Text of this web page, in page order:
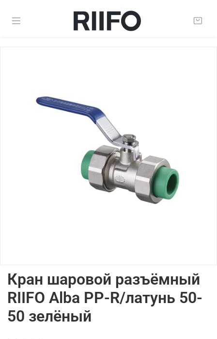
Кран шаровой разъёмный
RIIFO Alba PP-R/латунь 50-
50 зелёный